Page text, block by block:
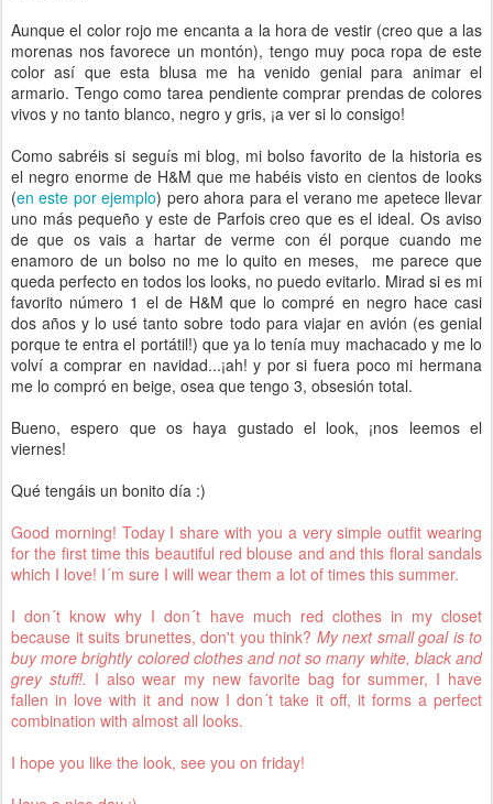
Aunque el color rojo me encanta a la hora de vestir (creo que a las
morenas nos favorece un montón), tengo muy poca ropa de este
color así que esta blusa me ha venido genial para animar el
armario. Tengo como tarea pendiente comprar prendas de colores
vivos y no tanto blanco, negro y gris, ¡a ver si lo consigo!
Como sabréis si seguís mi blog, mi bolso favorito de la historia es
el negro enorme de H&M que me habéis visto en cientos de looks
(en este por ejemplo) pero ahora para el verano me apetece llevar
uno más pequeño y este de Parfois creo que es el ideal. Os aviso
de que os vais a hartar de verme con él porque cuando me
enamoro de un bolso no me lo quito en meses, me parece que
queda perfecto en todos los looks, no puedo evitarlo. Mirad si es mi
favorito número 1 el de H&M que lo compré en negro hace casi
dos años y lo usé tanto sobre todo para viajar en avión (es genial
porque te entra el portátil!) que ya lo tenía muy machacado y me lo
volví a comprar en navidad...¡ah! y por si fuera poco mi hermana
me lo compró en beige, osea que tengo 3, obsesión total.
Bueno, espero que os haya gustado el look, ¡nos leemos el
viernes!
Qué tengáis un bonito día :)
Good morning! Today I share with you a very simple outfit wearing
for the first time this beautiful red blouse and and this floral sandals
which I love! I´m sure I will wear them a lot of times this summer.
I don´t know why I don´t have much red clothes in my closet
because it suits brunettes, don't you think? My next small goal is to
buy more brightly colored clothes and not so many white, black and
grey stuff!. I also wear my new favorite bag for summer, I have
fallen in love with it and now I don´t take it off, it forms a perfect
combination with almost all looks.
I hope you like the look, see you on friday!